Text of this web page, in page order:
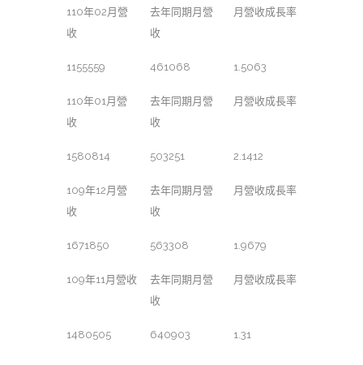
110年02月營
收
去年同期月營
收
月營收成長率
1155559 461068 1.5063
110年01月營
收
去年同期月營
收
月營收成長率
1580814 503251 2.1412
109年12月營
收
去年同期月營
收
月營收成長率
1671850 563308 1.9679
109年11月營收
去年同期月營
收
月營收成長率
1480505 640903 1.31